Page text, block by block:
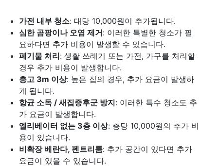
가전 내부 청소: 대당 10,000원이 추가됩니다.
심한 곰팡이나 오염 제거: 이러한 특별한 청소가 필
요하다면 추가 비용이 발생할 수 있습니다.
폐기물 처리: 생활 쓰레기 또는 가전, 가구를 처리할
경우 추가 비용이 발생합니다.
층고 3m 이상: 높은 집의 경우, 추가 요금이 발생하
게 됩니다.
항균 소독 / 새집증후군 방지: 이러한 특수 청소도 추
가 요금이 발생합니다.
엘리베이터 없는 3층 이상: 층당 10,000원의 추가 비
용이 있습니다.
비확장 베란다, 펜트리룸: 추가 공간이 있다면 추가
요금이 있을 수 있습니다.